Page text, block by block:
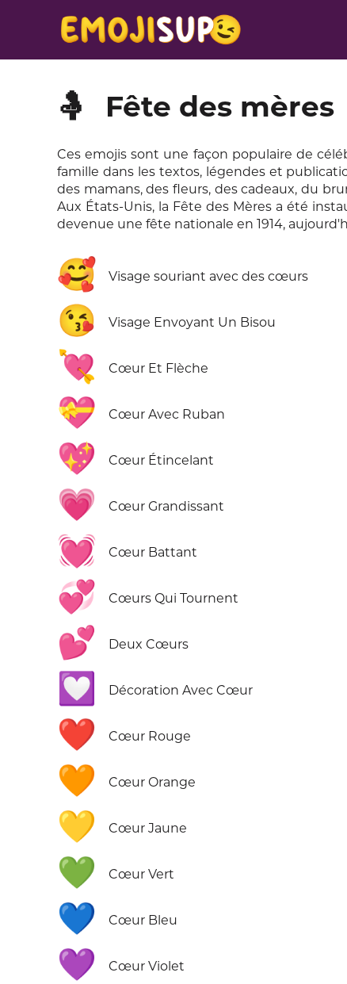
🤱 Fête des mères
Ces emojis sont une façon populaire de
famille dans les textos, légendes et
des mamans, des fleurs, des cadeaux, du
Aux États-Unis, la Fête des Mères a été
devenue une fête nationale en 1914,
🥰 Visage souriant avec des cœurs
😘 Visage Envoyant Un Bisou
💘 Cœur Et Flèche
💝 Cœur Avec Ruban
💖 Cœur Étincelant
💗 Cœur Grandissant
💓 Cœur Battant
💞 Cœurs Qui Tournent
💕 Deux Cœurs
💟 Décoration Avec Cœur
❤️ Cœur Rouge
🧡 Cœur Orange
💛 Cœur Jaune
💚 Cœur Vert
💙 Cœur Bleu
💜 Cœur Violet